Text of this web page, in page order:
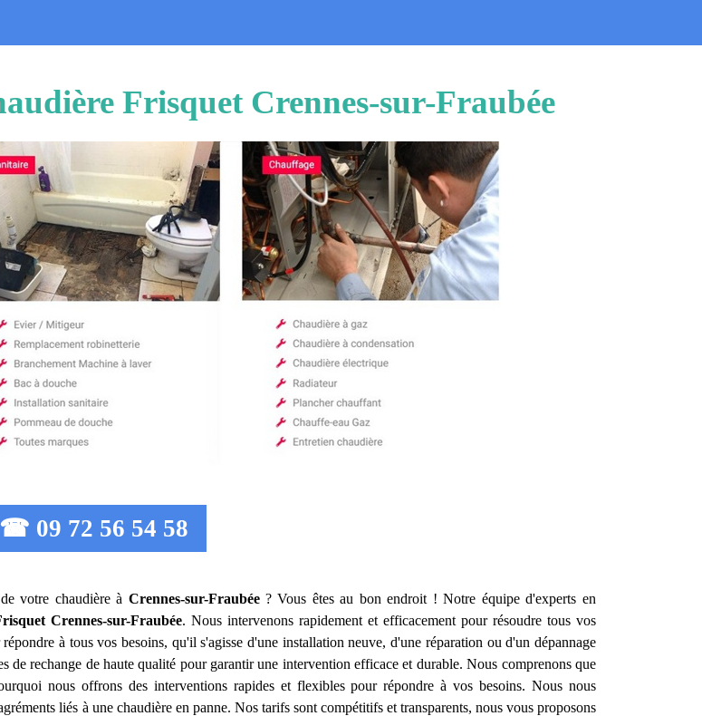
Frisquet Crennes-sur-Fraubée
☎ 09 72 56 54 58
votre chaudière à Crennes-sur-Fraubée? Vous êtes au bon endroit ! Notre équipe d'experts en
Crennes-sur-Fraubée. Nous intervenons rapidement et efficacement pour résoudre tous vos
à tous vos besoins, qu'il s'agisse d'une installation neuve, d'une réparation ou d'un dépannage
de rechange de haute qualité pour garantir une intervention efficace et durable. Nous comprenons que
nous offrons des interventions rapides et flexibles pour répondre à vos besoins. Nous nous
liés à une chaudière en panne. Nos tarifs sont compétitifs et transparents, nous vous proposons